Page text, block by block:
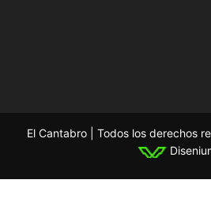
El Cantabro | Todos los derechos